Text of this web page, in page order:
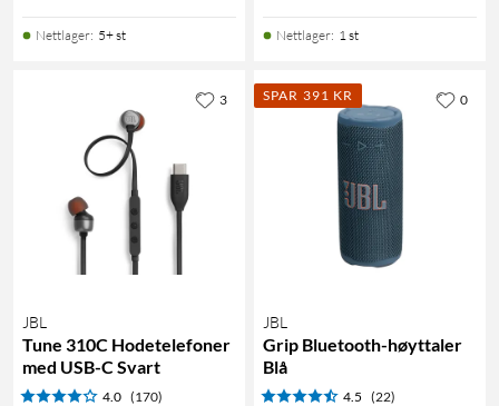
Nettlager: 5+ st Nettlager: 1 st
JBL
Tune 310C Hodetelefoner
med USB-C Svart
4.0 (170)
3 SPAR 391 KR
JBL
Grip Bluetooth-høyttaler
Blå
4.5 (22)
0